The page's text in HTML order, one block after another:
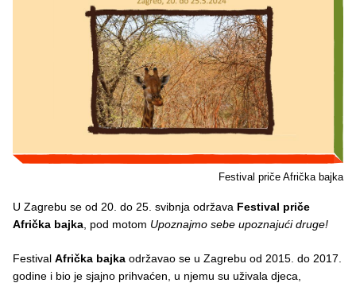
Festival priče Afrička bajka
U Zagrebu se od 20. do 25. svibnja održava Festival priče
Afrička bajka , pod motom Upoznajmo sebe upoznajući druge!
Festival Afrička bajka održavao se u Zagrebu od 2015. do 2017.
godine i bio je sjajno prihvaćen, u njemu su uživala djeca,